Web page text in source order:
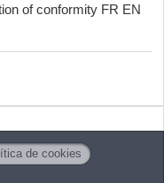
of conformity FR EN
de cookies